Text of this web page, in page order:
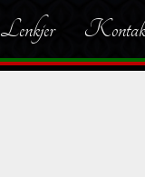
Lenkjer